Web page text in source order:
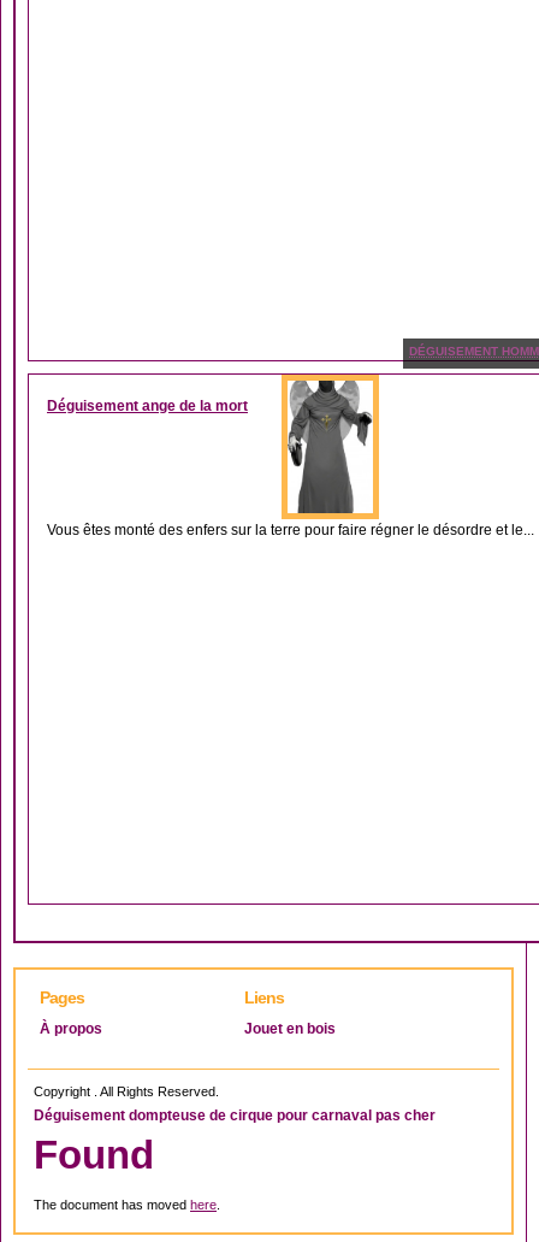
DÉGUISEMENT
Déguisement ange de la mort
Vous êtes monté des enfers sur la terre pour faire régner le désordre et le...
Pages
À propos
Liens
Jouet en bois
Copyright . All Rights Reserved.
Déguisement dompteuse de cirque pour carnaval pas cher
Found
The document has moved here